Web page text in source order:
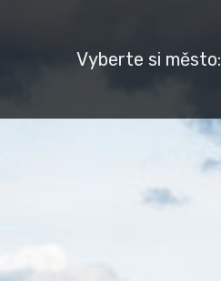
Vyberte si město: